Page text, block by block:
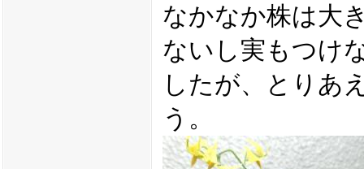
なかなか株は大
ないし実もつけ
したが、とりあ
う。